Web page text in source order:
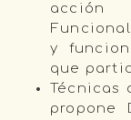
acción
y
que
Técnicas
propone